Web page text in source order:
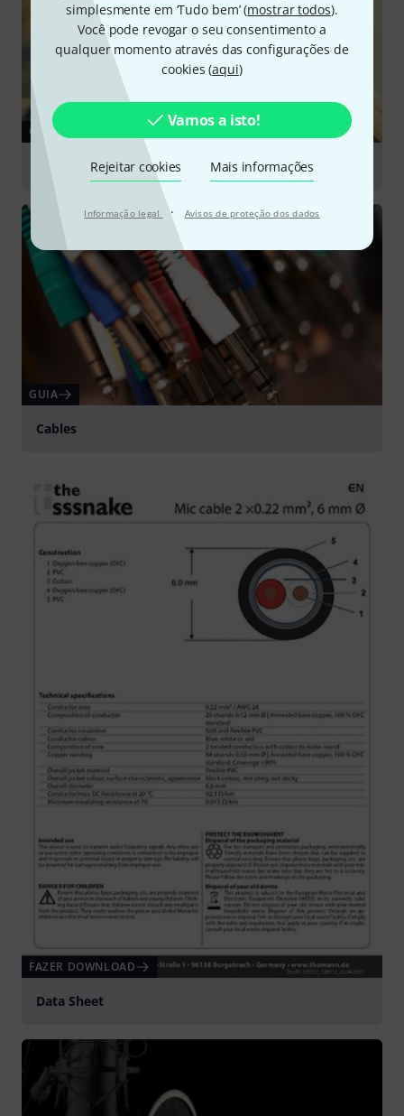
simplesmente em ‘Tudo bem’ (mostrar todos).
Você pode revogar o seu consentimento a
qualquer momento através das configurações de
cookies (aqui)
Vamos a isto!
Rejeitar cookies Mais informações
Informação legal · Avisos de proteção dos dados
GUIA
Drum Mics
GUIA
Cables
FAZER DOWNLOAD
Data Sheet